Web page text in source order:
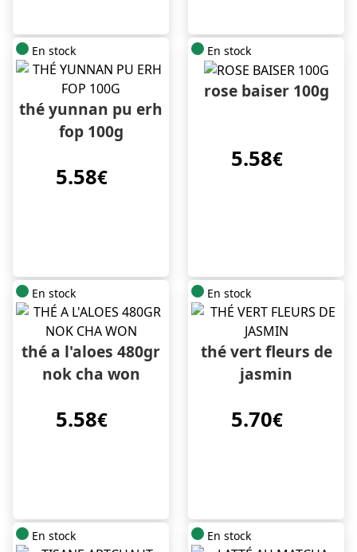
En stock
thé yunnan pu erh
fop 100g
5.58€
En stock
rose baiser 100g
5.58€
En stock
thé a l'aloes 480gr
nok cha won
5.58€
En stock
thé vert fleurs de
jasmin
5.70€
En stock En stock